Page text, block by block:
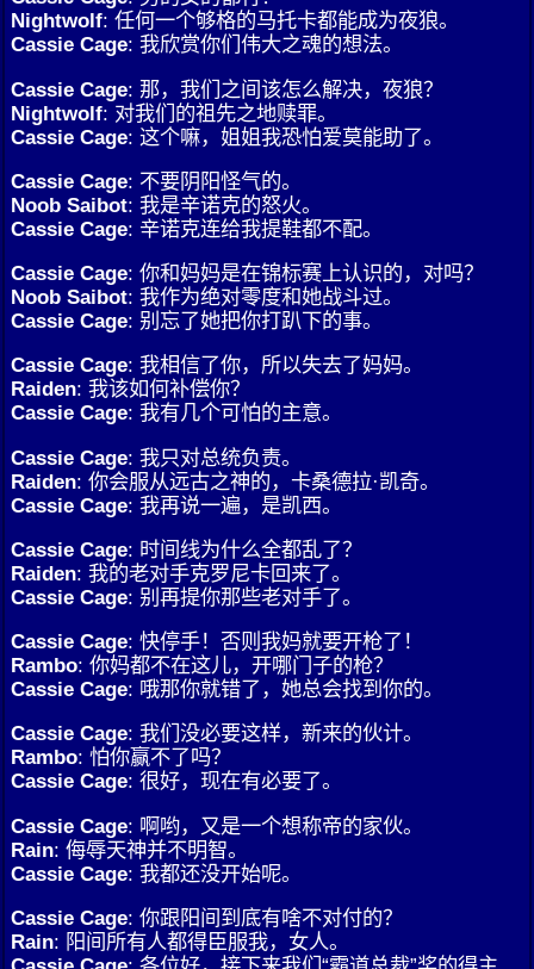
Nightwolf: 任何一个够格的马托卡都能成为夜狼。
Cassie Cage: 我欣赏你们伟大之魂的想法。
Cassie Cage: 那，我们之间该怎么解决，夜狼？
Nightwolf: 对我们的祖先之地赎罪。
Cassie Cage: 这个嘛，姐姐我恐怕爱莫能助了。
Cassie Cage: 不要阴阳怪气的。
Noob Saibot: 我是辛诺克的怒火。
Cassie Cage: 辛诺克连给我提鞋都不配。
Cassie Cage: 你和妈妈是在锦标赛上认识的，对吗？
Noob Saibot: 我作为绝对零度和她战斗过。
Cassie Cage: 别忘了她把你打趴下的事。
Cassie Cage: 我相信了你，所以失去了妈妈。
Raiden: 我该如何补偿你？
Cassie Cage: 我有几个可怕的主意。
Cassie Cage: 我只对总统负责。
Raiden: 你会服从远古之神的，卡桑德拉·凯奇。
Cassie Cage: 我再说一遍，是凯西。
Cassie Cage: 时间线为什么全都乱了？
Raiden: 我的老对手克罗尼卡回来了。
Cassie Cage: 别再提你那些老对手了。
Cassie Cage: 快停手！否则我妈就要开枪了！
Rambo: 你妈都不在这儿，开哪门子的枪？
Cassie Cage: 哦那你就错了，她总会找到你的。
Cassie Cage: 我们没必要这样，新来的伙计。
Rambo: 怕你赢不了吗？
Cassie Cage: 很好，现在有必要了。
Cassie Cage: 啊哟，又是一个想称帝的家伙。
Rain: 侮辱天神并不明智。
Cassie Cage: 我都还没开始呢。
Cassie Cage: 你跟阳间到底有啥不对付的？
Rain: 阳间所有人都得臣服我，女人。